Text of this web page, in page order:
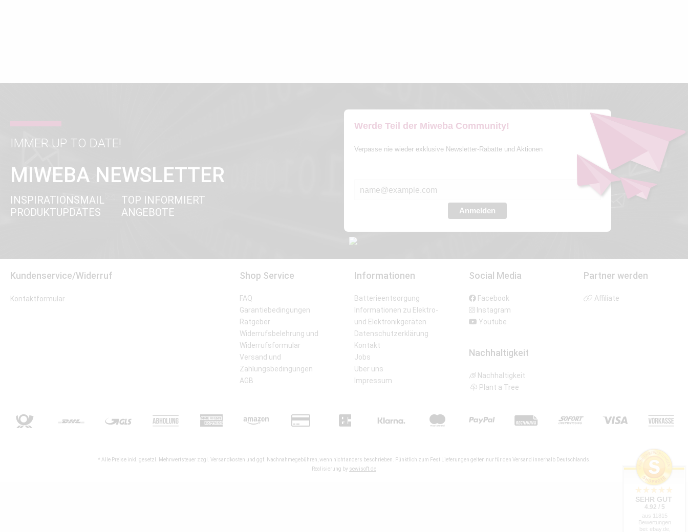
IMMER UP TO DATE!
MIWEBA NEWSLETTER
INSPIRATIONSMAIL
PRODUKTUPDATES
TOP INFORMIERT
ANGEBOTE
Werde Teil der Miweba Community!
Verpasse nie wieder exklusive Newsletter-Rabatte und Aktionen
Anmelden
Kundenservice/Widerruf
Kontaktformular
Shop Service
FAQ
Garantiebedingungen
Ratgeber
Widerrufsbelehrung und
Widerrufsformular
Versand und
Zahlungsbedingungen
AGB
Informationen
Batterieentsorgung
Informationen zu Elektro-
und Elektronikgeräten
Datenschutzerklärung
Kontakt
Jobs
Über uns
Impressum
Social Media
Facebook
Instagram
Youtube
Nachhaltigkeit
Nachhaltigkeit
Plant a Tree
Partner werden
Affiliate
* Alle Preise inkl. gesetzl. Mehrwertsteuer zzgl. Versandkosten und ggf. Nachnahmegebühren, wenn nicht anders beschrieben. Pünktlich zum Fest Lieferungen gelten nur für den Versand innerhalb Deutschlands.
Realisierung by sewisoft.de
SEHR GUT
4.92 / 5
aus 11815
Bewertungen
bei: ebay.de,